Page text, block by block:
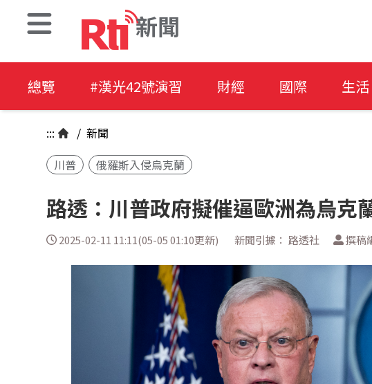
新聞
總覽 #漢光42號演習 財經 國際 生活
::: / 新聞
川普
俄羅斯入侵烏克蘭
路透：川普政府擬催逼歐洲為烏克
2025-02-11 11:11(05-05 01:10更新) 新聞引據： 路透社 撰稿